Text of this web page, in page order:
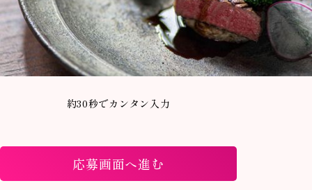
約30秒でカンタン入力
応募画面へ進む